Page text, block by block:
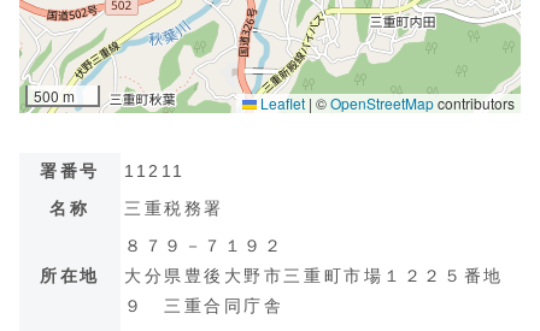
署番号
11211
名称
三重税務署
所在地
８７９－７１９２
大分県豊後大野市三重町市場１２２５番地
９ 三重合同庁舎